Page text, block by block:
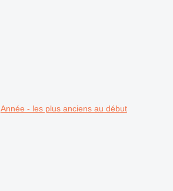
Année - les plus anciens au début